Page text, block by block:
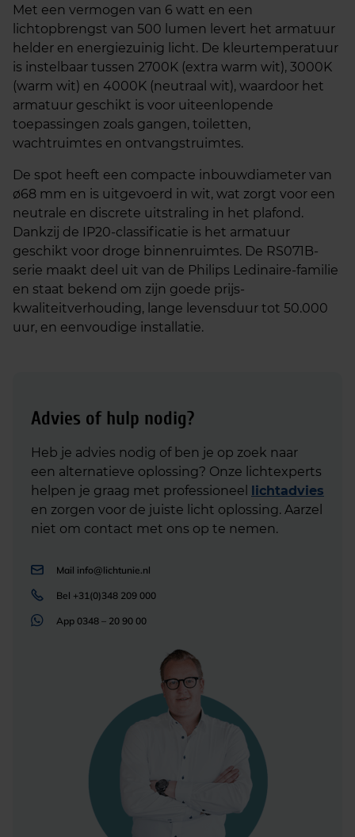
Met een vermogen van 6 watt en een
lichtopbrengst van 500 lumen levert het armatuur
helder en energiezuinig licht. De kleurtemperatuur
is instelbaar tussen 2700K (extra warm wit), 3000K
(warm wit) en 4000K (neutraal wit), waardoor het
armatuur geschikt is voor uiteenlopende
toepassingen zoals gangen, toiletten,
wachtruimtes en ontvangstruimtes.
De spot heeft een compacte inbouwdiameter van
ø68 mm en is uitgevoerd in wit, wat zorgt voor een
neutrale en discrete uitstraling in het plafond.
Dankzij de IP20-classificatie is het armatuur
geschikt voor droge binnenruimtes. De RS071B-
serie maakt deel uit van de Philips Ledinaire-familie
en staat bekend om zijn goede prijs-
kwaliteitverhouding, lange levensduur tot 50.000
uur, en eenvoudige installatie.
Advies of hulp nodig?
Heb je advies nodig of ben je op zoek naar
een alternatieve oplossing? Onze lichtexperts
helpen je graag met professioneel lichtadvies
en zorgen voor de juiste licht oplossing. Aarzel
niet om contact met ons op te nemen.
Mail info@lichtunie.nl
Bel +31(0)348 209 000
App 0348 – 20 90 00